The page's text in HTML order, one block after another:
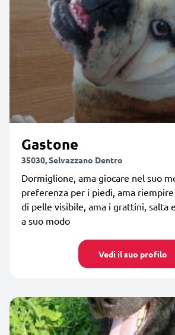
Gastone
35030, Selvazzano Dentro
Dormiglione, ama giocare nel suo
preferenza per i piedi, ama
di pelle visibile, ama i grattini, salta
a suo modo
Vedi il suo profilo